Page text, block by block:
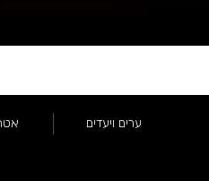
ערים ויעדים